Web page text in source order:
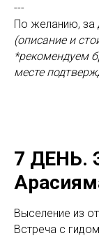
---
По желанию, за
(описание и
*рекомендуем
месте
7 ДЕНЬ.
Выселение из
Встреча с